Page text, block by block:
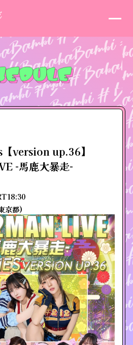
version up.36】
-馬鹿大暴走-
京都)